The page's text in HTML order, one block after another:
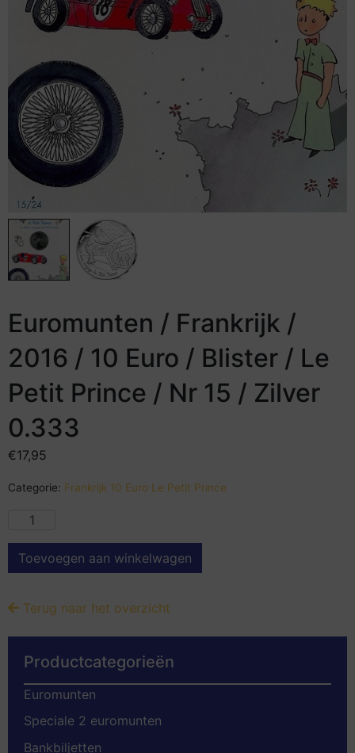
Euromunten / Frankrijk /
2016 / 10 Euro / Blister / Le
Petit Prince / Nr 15 / Zilver
0.333
€17,95
Categorie: Frankrijk 10 Euro Le Petit Prince
Toevoegen aan winkelwagen
Terug naar het overzicht
Productcategorieën
Euromunten
Speciale 2 euromunten
Bankbiljetten